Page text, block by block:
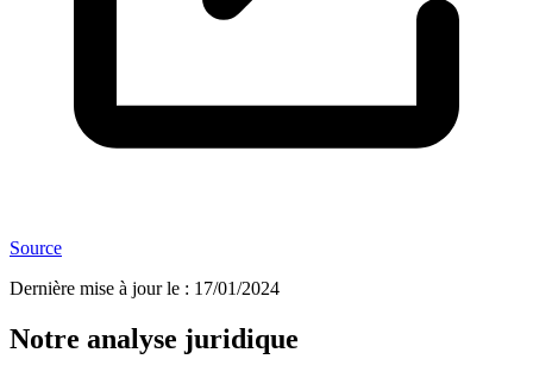
Source
Dernière mise à jour le : 17/01/2024
Notre analyse juridique